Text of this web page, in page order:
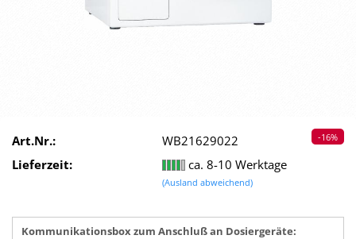
-16%
Art.Nr.:
WB21629022
Lieferzeit:
ca. 8-10 Werktage
(Ausland abweichend)
Kommunikationsbox zum Anschluß an Dosiergeräte: